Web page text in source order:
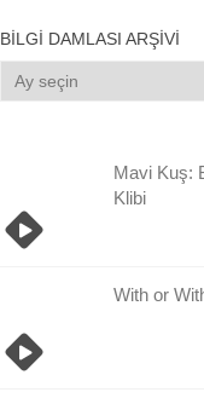
BILGI DAMLASI ARŞIVI
Bilgi
Damlası
Mavi Kuş:
Klibi
With or